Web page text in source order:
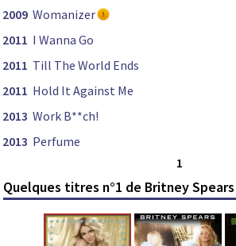
2009 Womanizer
2011 I Wanna Go
2011 Till The World Ends
2011 Hold It Against Me
2013 Work B**ch!
2013 Perfume
1
Quelques titres n°1 de Britney Spears